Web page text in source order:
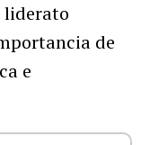
liderato
de
e